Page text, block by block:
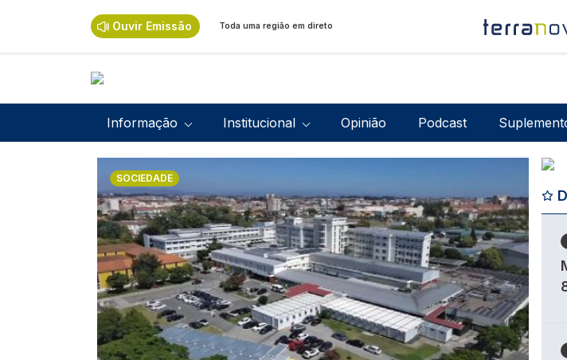
Ouvir Emissão Toda uma região em direto
Navegação principal
Informação Institucional Opinião Podcast
Imagem
SOCIEDADE